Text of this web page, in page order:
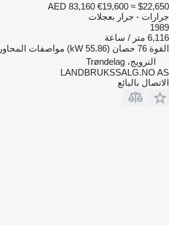
AED 83,160 €19,600 ≈ $22,650
جرارات - جرار بعجلات
1989
6,116 متر / ساعة
القوة 76 حصان (55.86 kW) مواصفات المحاور
النرويج، Trøndelag
LANDBRUKSSALG.NO AS
الاتصال بالبائع